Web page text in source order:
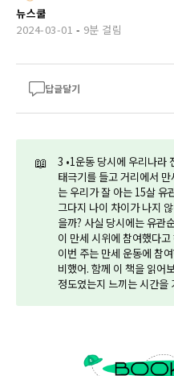
뉴스쿨
2024-03-01 - 9분 걸림
답글달기
📖
3 •1운동 당시에 우리나라
태극기를 들고 거리에서
는 우리가 잘 아는 15살 유
그다지 나이 차이가 나지
을까? 사실 당시에는 유관
이 만세 시위에 참여했다
이번 주는 만세 운동에 참
비했어. 함께 이 책을 읽어
정도였는지 느끼는 시간을